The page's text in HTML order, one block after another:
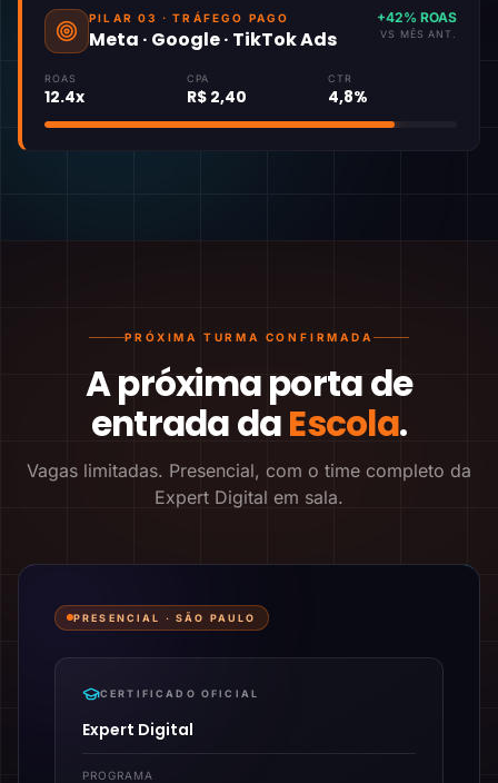
PILAR 03 · TRÁFEGO PAGO
Meta · Google · TikTok Ads
+42% ROAS
VS MÊS ANT.
ROAS
12.4x
CPA
R$ 2,40
CTR
4,8%
PRÓXIMA TURMA CONFIRMADA
A próxima porta de
entrada daEscola.
Vagas limitadas. Presencial, com o time completo da
Expert Digital em sala.
PRESENCIAL ·SÃO PAULO
CERTIFICADO OFICIAL
Expert Digital
PROGRAMA